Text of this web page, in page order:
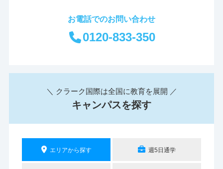
お電話でのお問い合わせ
0120-833-350
＼ クラーク国際は全国に教育を展開 ／
キャンパスを探す
エリアから探す 週5日通学